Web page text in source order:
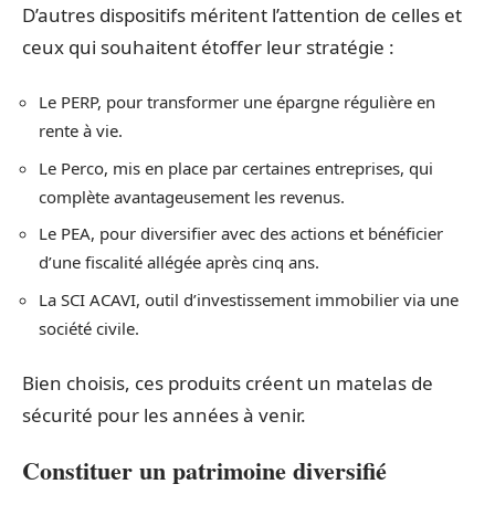
D’autres dispositifs méritent l’attention de celles et
ceux qui souhaitent étoffer leur stratégie :
Le PERP, pour transformer une épargne régulière en
rente à vie.
Le Perco, mis en place par certaines entreprises, qui
complète avantageusement les revenus.
Le PEA, pour diversifier avec des actions et bénéficier
d’une fiscalité allégée après cinq ans.
La SCI ACAVI, outil d’investissement immobilier via une
société civile.
Bien choisis, ces produits créent un matelas de
sécurité pour les années à venir.
Constituer un patrimoine diversifié